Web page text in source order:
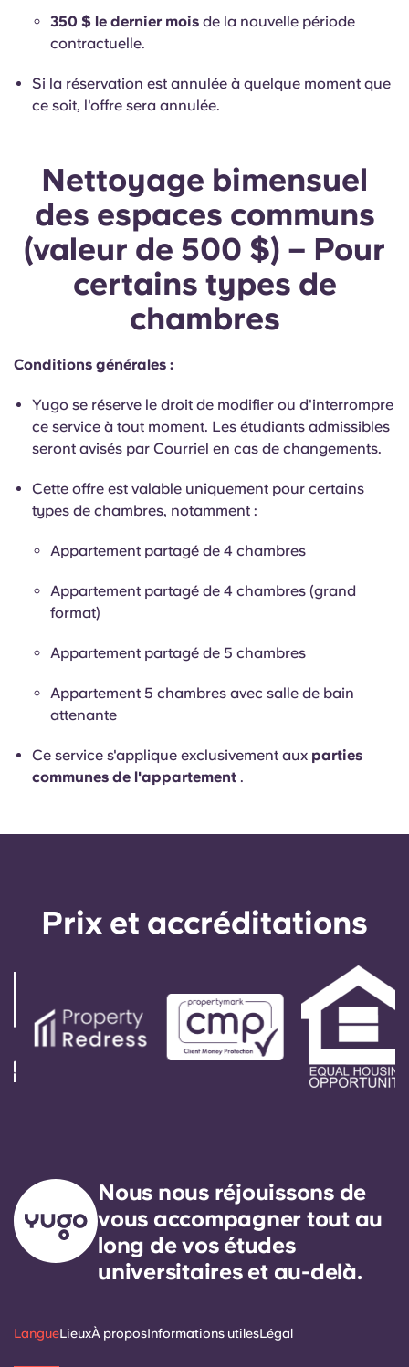
French
350 $ le dernier mois de la nouvelle période
contractuelle.
Si la réservation est annulée à quelque moment que
ce soit, l'offre sera annulée.
Nettoyage bimensuel
des espaces communs
(valeur de 500 $) – Pour
certains types de
chambres
Conditions générales :
Yugo se réserve le droit de modifier ou d'interrompre
ce service à tout moment. Les étudiants admissibles
seront avisés par Courriel en cas de changements.
Cette offre est valable uniquement pour certains
types de chambres, notamment :
Appartement partagé de 4 chambres
Appartement partagé de 4 chambres (grand
format)
Appartement partagé de 5 chambres
Appartement 5 chambres avec salle de bain
attenante
Ce service s'applique exclusivement aux parties
communes de l'appartement .
Prix ​​et accréditations
Nous nous réjouissons de
vous accompagner tout au
long de vos études
universitaires et au-delà.
LangueLieuxÀ proposInformations utilesLégal